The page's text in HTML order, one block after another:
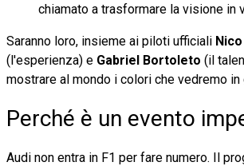
chiamato a trasformare la visione in
Saranno loro, insieme ai piloti ufficiali
(l'esperienza) e Gabriel Bortoleto (il
mostrare al mondo i colori che vedremo in
Perché è un evento
Audi non entra in F1 per fare numero. Il